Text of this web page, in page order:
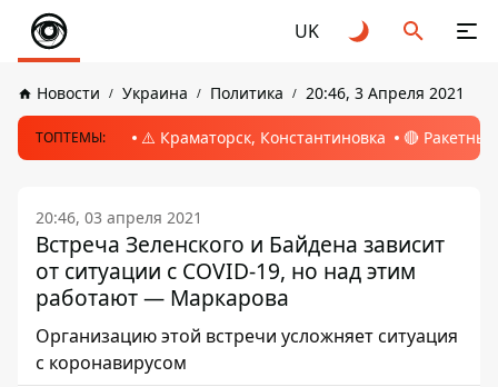
UK
Новости Украина Политика 20:46, 3 Апреля 2021
ТОПТЕМЫ: ⚠️ Краматорск, Константиновка 🔴
20:46, 03 апреля 2021
Встреча Зеленского и Байдена зависит
от ситуации с COVID-19, но над этим
работают — Маркарова
Организацию этой встречи усложняет ситуация
с коронавирусом